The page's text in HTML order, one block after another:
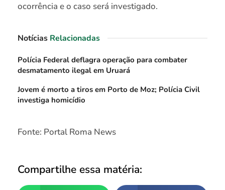
ocorrência e o caso será investigado.
Notícias Relacionadas
Polícia Federal deflagra operação para combater
desmatamento ilegal em Uruará
Jovem é morto a tiros em Porto de Moz; Polícia Civil
investiga homicídio
Fonte: Portal Roma News
Compartilhe essa matéria: